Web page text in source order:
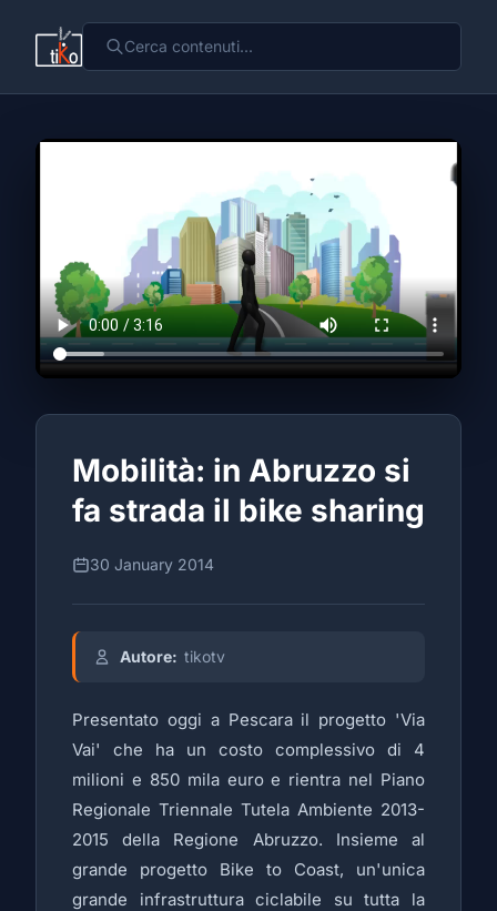
Mobilità: in Abruzzo si
fa strada il bike sharing
30 January 2014
Autore: tikotv
Presentato oggi a Pescara il progetto 'Via
Vai' che ha un costo complessivo di 4
milioni e 850 mila euro e rientra nel Piano
Regionale Triennale Tutela Ambiente 2013-
2015 della Regione Abruzzo. Insieme al
grande progetto Bike to Coast, un'unica
grande infrastruttura ciclabile su tutta la